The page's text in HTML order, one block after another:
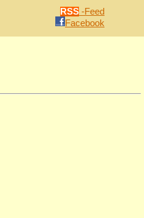
RSS -Feed
Facebook